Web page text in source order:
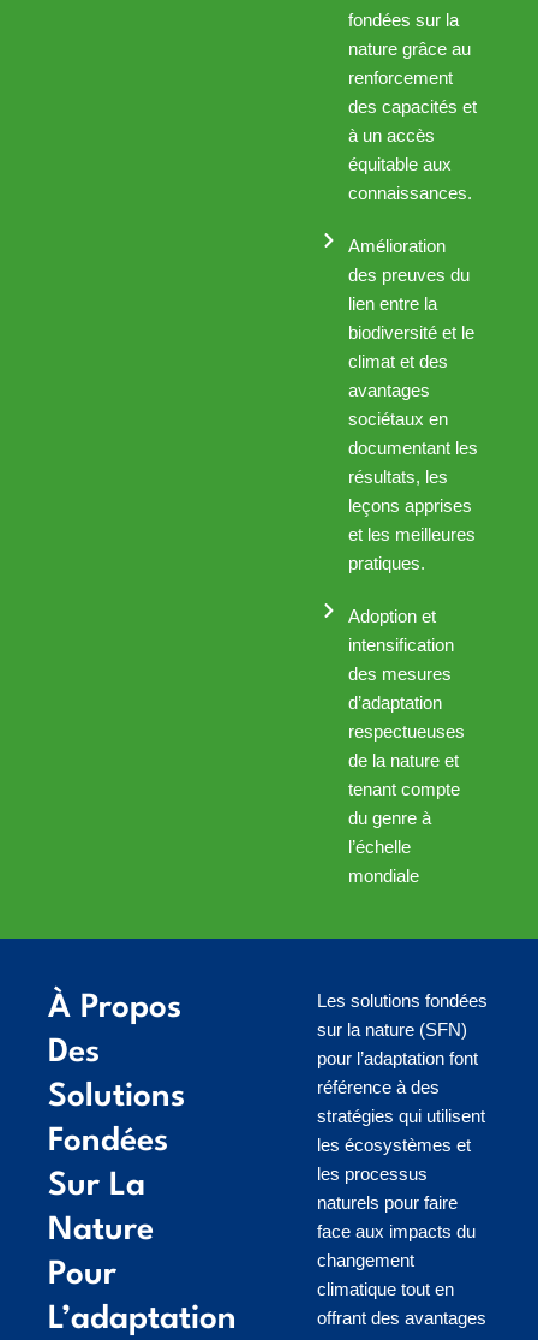
fondées sur la
nature grâce au
renforcement
des capacités et
à un accès
équitable aux
connaissances.
Amélioration
des preuves du
lien entre la
biodiversité et le
climat et des
avantages
sociétaux en
documentant les
résultats, les
leçons apprises
et les meilleures
pratiques.
Adoption et
intensification
des mesures
d’adaptation
respectueuses
de la nature et
tenant compte
du genre à
l’échelle
mondiale
À Propos
Des
Solutions
Fondées
Sur La
Nature
Pour
L’adaptation
Les solutions fondées
sur la nature (SFN)
pour l’adaptation font
référence à des
stratégies qui utilisent
les écosystèmes et
les processus
naturels pour faire
face aux impacts du
changement
climatique tout en
offrant des avantages